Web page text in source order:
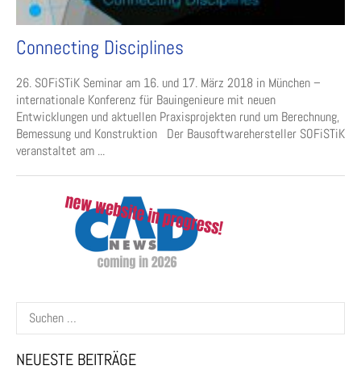
Connecting Disciplines
26. SOFiSTiK Seminar am 16. und 17. März 2018 in München –
internationale Konferenz für Bauingenieure mit neuen
Entwicklungen und aktuellen Praxisprojekten rund um Berechnung,
Bemessung und Konstruktion Der Bausoftwarehersteller SOFiSTiK
veranstaltet am ...
Suchen
nach:
NEUESTE BEITRÄGE